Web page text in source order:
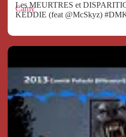
Les MEURTRES et
KEDDIE (feat @McSkyz)